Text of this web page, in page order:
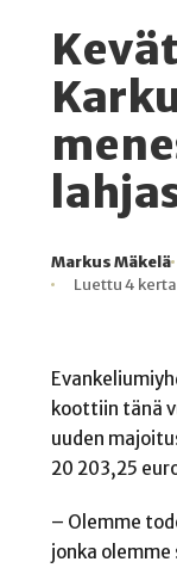
Kirjoittaja
Markus Mäkelä
Julkaistu
Lukuaika
Lukukertoja
Luettu 4
koottiin tänä
uuden
20 203,25
– Olemme
jonka olemme